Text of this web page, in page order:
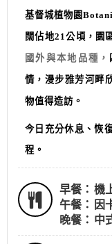
基督城植物園
闊佔地21公頃，園
國外與本地品種，
情，漫步雅芳河畔
物值得造訪。
今日充分休息、恢
程。
早餐： 機
午餐：
因
晚餐： 中